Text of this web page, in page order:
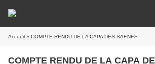
Accueil » COMPTE RENDU DE LA CAPA DES SAENES
COMPTE RENDU DE LA CAPA